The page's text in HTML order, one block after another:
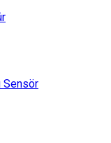
Sensör